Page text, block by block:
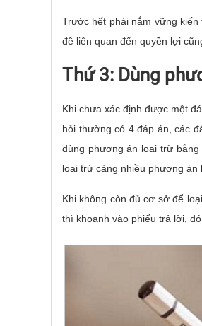
Trước hết phải nắm vững
đề liên quan đến quyền lợi
Thứ 3: Dùng
Khi chưa xác định được một
hỏi thường có 4 đáp án, các
dùng phương án loại trừ
loại trừ càng nhiều phương án
Khi không còn đủ cơ sở để
thì khoanh vào phiếu trả lời,